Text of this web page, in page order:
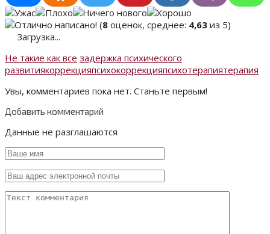
(8 оценок, среднее: 4,63 из 5)
Загрузка...
Не такие как все задержка психического
развитиякоррекцияпсихокоррекцияпсихотерапиятерапия
Увы, комментариев пока нет. Станьте первым!
Добавить комментарий
Данные не разглашаются